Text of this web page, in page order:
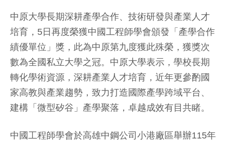
中原大學長期深耕產學合作、技術研發與產業人才
培育，5日再度榮獲中國工程師學會頒發「產學合作
績優單位」獎，此為中原第九度獲此殊榮，獲獎次
數為全國私立大學之冠。中原大學表示，學校長期
轉化學術資源，深耕產業人才培育，近年更參酌國
家高教與產業趨勢，致力打造國際產學跨域平台、
建構「微型矽谷」產學聚落，卓越成效有目共睹。
中國工程師學會於高雄中鋼公司小港廠區舉辦115年